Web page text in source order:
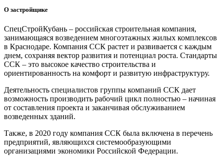
О застройщике
СпецСтройКубань – российская строительная компания,
занимающаяся возведением многоэтажных жилых комплексов
в Краснодаре. Компания ССК растет и развивается с каждым
днем, сохраняя вектор развития и потенциал роста. Стандарты
ССК – это высокое качество строительства и
ориентированность на комфорт и развитую инфраструктуру.
Деятельность специалистов группы компаний ССК дает
возможность производить рабочий цикл полностью – начиная
от составления проекта и заканчивая обслуживанием
возведенных зданий.
Также, в 2020 году компания ССК была включена в перечень
предприятий, являющихся системообразующими
организациями экономики Российской Федерации.